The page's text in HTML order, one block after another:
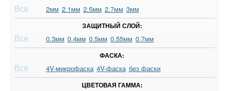
Все 2мм 2.1мм 2.5мм 2.7мм 3мм
ЗАЩИТНЫЙ СЛОЙ:
Все 0.3мм 0.4мм 0.5мм 0.55мм 0.7мм
ФАСКА:
Все 4V-микрофаска 4V-фаска без фаски
ЦВЕТОВАЯ ГАММА: